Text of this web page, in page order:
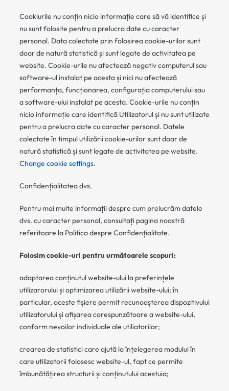
Cookiurile nu conțin nicio informație care să vă identifice și
nu sunt folosite pentru a prelucra date cu caracter
personal. Data colectate prin folosirea cookie-urilor sunt
doar de natură statistică și sunt legate de activitatea pe
website. Cookie-urile nu afectează negativ computerul sau
software-ul instalat pe acesta și nici nu afectează
performanța, funcționarea, configurația computerului sau
a software-ului instalat pe acesta. Cookie-urile nu conțin
nicio informație care identifică Utilizatorul și nu sunt utilizate
pentru a prelucra date cu caracter personal. Datele
colectate în timpul utilizării cookie-urilor sunt doar de
natură statistică și sunt legate de activitatea pe website.
Change cookie settings.
Confidențialitatea dvs.
Pentru mai multe informații despre cum prelucrăm datele
dvs. cu caracter personal, consultați pagina noastră
referitoare la Politica despre Confidențialitate.
Folosim cookie-uri pentru următoarele scopuri:
adaptarea conținutul website-ului la preferințele
utilizarorului și optimizarea utilizării website-ului; în
particular, aceste fișiere permit recunoașterea dispozitivului
utilizatorului și afișarea corespunzătoare a website-ului,
conform nevoilor individuale ale utiliatorilor;
crearea de statistici care ajută la înțelegerea modului în
care utilizatorii folosesc website-ul, fapt ce permite
îmbunătățirea structurii și conținutului acestuia;